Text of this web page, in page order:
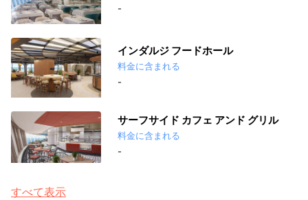
-
インダルジ フードホール
料金に含まれる
-
サーフサイド カフェ アンド グリル
料金に含まれる
-
すべて表示